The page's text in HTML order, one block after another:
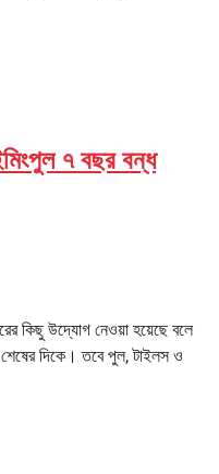
৭ বছর বন্ধ
কিছু উদ্যোগ নেওয়া হয়েছে বলে
শেষের দিকে। তবে পুল, টাইলস ও